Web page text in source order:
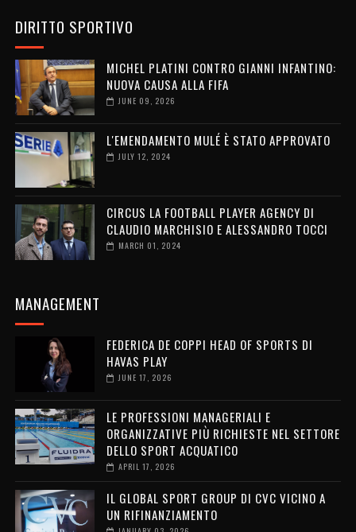
DIRITTO SPORTIVO
MICHEL PLATINI CONTRO GIANNI INFANTINO:
NUOVA CAUSA ALLA FIFA
JUNE 09, 2026
L'EMENDAMENTO MULÉ È STATO APPROVATO
JULY 12, 2024
CIRCUS LA FOOTBALL PLAYER AGENCY DI
CLAUDIO MARCHISIO E ALESSANDRO TOCCI
MARCH 01, 2024
MANAGEMENT
FEDERICA DE COPPI HEAD OF SPORTS DI
HAVAS PLAY
JUNE 17, 2026
LE PROFESSIONI MANAGERIALI E
ORGANIZZATIVE PIÙ RICHIESTE NEL SETTORE
DELLO SPORT ACQUATICO
APRIL 17, 2026
IL GLOBAL SPORT GROUP DI CVC VICINO A
UN RIFINANZIAMENTO